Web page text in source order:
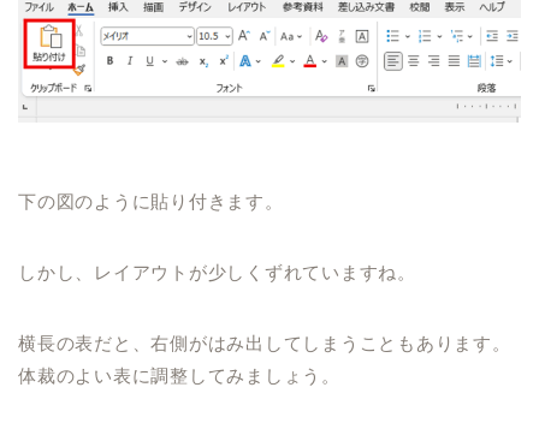
下の図のように貼り付きます。
しかし、レイアウトが少しくずれていますね。
横長の表だと、右側がはみ出してしまうこともあります。
体裁のよい表に調整してみましょう。